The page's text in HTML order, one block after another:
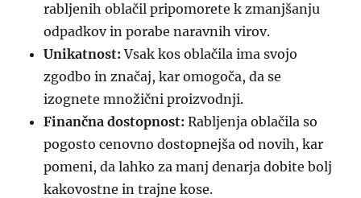
rabljenih oblačil pripomorete k zmanjšanju
odpadkov in porabe naravnih virov.
Unikatnost: Vsak kos oblačila ima svojo
zgodbo in značaj, kar omogoča, da se
izognete množični proizvodnji.
Finančna dostopnost: Rabljenja oblačila so
pogosto cenovno dostopnejša od novih, kar
pomeni, da lahko za manj denarja dobite bolj
kakovostne in trajne kose.